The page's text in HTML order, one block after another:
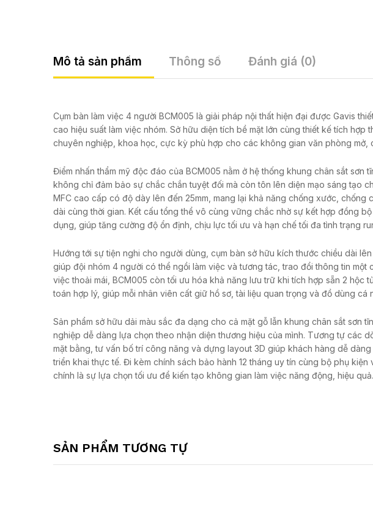
Mô tả sản phẩm Thông số Đánh giá (0)
Cụm bàn làm việc 4 người BCM005 là giải pháp nội thất hiện đại được Gavis
cao hiệu suất làm việc nhóm. Sở hữu diện tích bề mặt lớn cùng thiết kế tích hợp
chuyên nghiệp, khoa học, cực kỳ phù hợp cho các không gian văn phòng mở,
Điểm nhấn thẩm mỹ độc đáo của BCM005 nằm ở hệ thống khung chân sắt sơn
không chỉ đảm bảo sự chắc chắn tuyệt đối mà còn tôn lên diện mạo sáng tạo
MFC cao cấp có độ dày lên đến 25mm, mang lại khả năng chống xước,
dài cùng thời gian. Kết cấu tổng thể vô cùng vững chắc nhờ sự kết hợp đồng
dụng, giúp tăng cường độ ổn định, chịu lực tối ưu và hạn chế tối đa tình trạng
Hướng tới sự tiện nghi cho người dùng, cụm bàn sở hữu kích thước chiều dài
giúp đội nhóm 4 người có thể ngồi làm việc và tương tác, trao đổi thông tin một
việc thoải mái, BCM005 còn tối ưu hóa khả năng lưu trữ khi tích hợp sẵn 2 hộc
toán hợp lý, giúp mỗi nhân viên cất giữ hồ sơ, tài liệu quan trọng và đồ dùng cá
Sản phẩm sở hữu dải màu sắc đa dạng cho cả mặt gỗ lẫn khung chân sắt sơn
nghiệp dễ dàng lựa chọn theo nhận diện thương hiệu của mình. Tương tự các
mặt bằng, tư vấn bố trí công năng và dựng layout 3D giúp khách hàng dễ
triển khai thực tế. Đi kèm chính sách bảo hành 12 tháng uy tín cùng bộ phụ
chính là sự lựa chọn tối ưu để kiến tạo không gian làm việc năng động, hiệu quả.
SẢN PHẨM TƯƠNG TỰ